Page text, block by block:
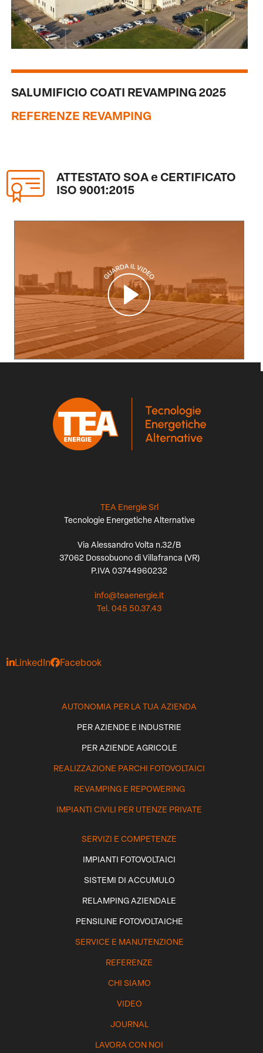
SALUMIFICIO COATI REVAMPING 2025
REFERENZE REVAMPING
ATTESTATO SOA e CERTIFICATO
ISO 9001:2015
TEA Energie Srl
Tecnologie Energetiche Alternative
Via Alessandro Volta n.32/B
37062 Dossobuono di Villafranca (VR)
P.IVA 03744960232
info@teaenergie.it
Tel. 045 50.37.43
LinkedIn Facebook
AUTONOMIA PER LA TUA AZIENDA
PER AZIENDE E INDUSTRIE
PER AZIENDE AGRICOLE
REALIZZAZIONE PARCHI FOTOVOLTAICI
REVAMPING E REPOWERING
IMPIANTI CIVILI PER UTENZE PRIVATE
SERVIZI E COMPETENZE
IMPIANTI FOTOVOLTAICI
SISTEMI DI ACCUMULO
RELAMPING AZIENDALE
PENSILINE FOTOVOLTAICHE
SERVICE E MANUTENZIONE
REFERENZE
CHI SIAMO
VIDEO
JOURNAL
LAVORA CON NOI